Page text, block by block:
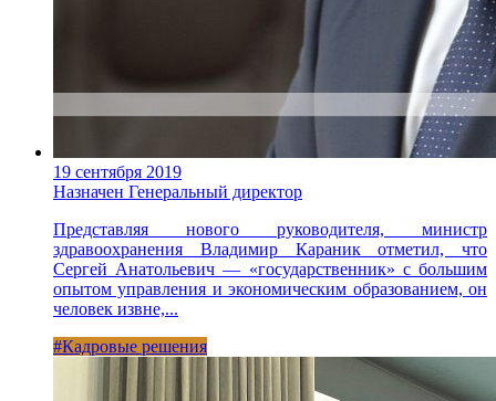
19 сентября 2019
Назначен Генеральный директор
Представляя нового руководителя, министр
здравоохранения Владимир Караник отметил, что
Сергей Анатольевич — «государственник» с большим
опытом управления и экономическим образованием, он
человек извне,...
#Кадровые решения